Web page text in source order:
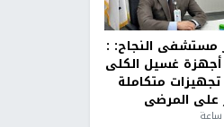
مستشفى النجاح: :
غسيل الكلى
متكاملة
المرضى